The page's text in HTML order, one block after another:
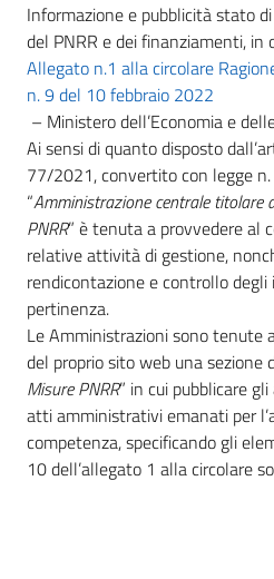
Informazione e pubblicità stato
del PNRR e dei finanziamenti, in
Allegato n.1 alla circolare
n. 9 del 10 febbraio 2022
– Ministero dell’Economia e
Ai sensi di quanto disposto
77/2021, convertito con legge
“Amministrazione centrale titolare
PNRR” è tenuta a provvedere al
relative attività di gestione,
rendicontazione e controllo
pertinenza.
Le Amministrazioni sono tenute
del proprio sito web una sezione
Misure PNRR” in cui pubblicare
atti amministrativi emanati per
competenza, specificando gli
10 dell’allegato 1 alla circolare